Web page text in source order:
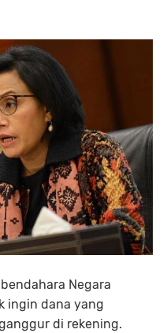
Negara
ingin dana yang
di rekening.